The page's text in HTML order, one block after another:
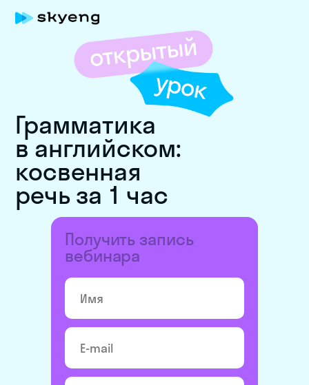
Грамматика
в английском:
косвенная
речь за 1 час
Получить запись
вебинара